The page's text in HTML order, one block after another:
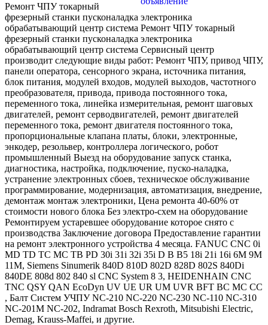
Ремонт ЧПУ токарный
фрезерный станки пусконаладка электроника
обрабатывающий центр система Ремонт ЧПУ токарный
фрезерный станки пусконаладка электроника
обрабатывающий центр система Сервисный центр
производит следующие виды работ: Ремонт ЧПУ, привод ЧПУ,
панели оператора, сенсорного экрана, источника питания,
блок питания, модулей входов, модулей выходов, частотного
преобразователя, привода, привода постоянного тока,
переменного тока, линейка измерительная, ремонт шаговых
двигателей, ремонт серводвигателей, ремонт двигателей
переменного тока, ремонт двигателя постоянного тока,
пропорциональные клапана платы, блоки, электронные,
энкодер, резольвер, контроллера логического, робот
промышленный Выезд на оборудование запуск станка,
диагностика, настройка, подключение, пуско-наладка,
устранение электронных сбоев, техническое обслуживание
программирование, модернизация, автоматизация, внедрение,
демонтаж монтаж электроники, Цена ремонта 40-60% от
стоимости нового блока Без электро-схем на оборудование
Ремонтируем устаревшее оборудование которое снято с
производства Заключение договора Предоставление гарантии
на ремонт электронного устройства 4 месяца. FANUC CNC 0i
MD TD TC MC TB PD 30i 31i 32i 35i D B B5 18i 21i 16i 6M 9M
11M, Siemens Sinumerik 840D 810D 802D 828D 802S 840Di
840DE 808d 802 840 sl CNC System 8 3, HEIDENHAIN CNC
TNC QSY QAN EcoDyn UV UE UR UM UVR BFT BC MC CC
, Балт Систем УЧПУ NC-210 NC-220 NC-230 NC-110 NC-310
NC-201M NC-202, Indramat Bosch Rexroth, Mitsubishi Electric,
Demag, Krauss-Maffei, и другие.